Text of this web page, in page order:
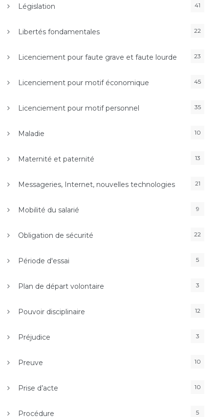
Législation 41
Libertés fondamentales 22
Licenciement pour faute grave et faute lourde 23
Licenciement pour motif économique 45
Licenciement pour motif personnel 35
Maladie 10
Maternité et paternité 13
Messageries, Internet, nouvelles technologies 21
Mobilité du salarié 9
Obligation de sécurité 22
Période d'essai 5
Plan de départ volontaire 3
Pouvoir disciplinaire 12
Préjudice 3
Preuve 10
Prise d’acte 10
Procédure 5